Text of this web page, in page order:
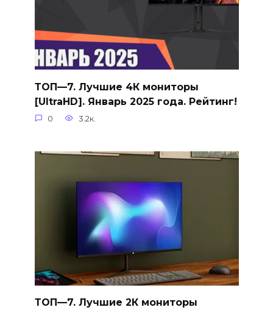
ТОП—7. Лучшие 4К мониторы
[UltraHD]. Январь 2025 года. Рейтинг!
0 3.2к.
ТОП—7. Лучшие 2К мониторы